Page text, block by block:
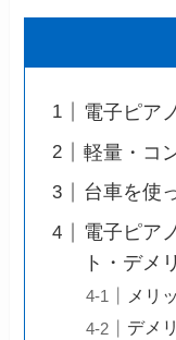
電子ピア
軽量・コ
台車を使
電子ピア
ト・デメ
メリ
デメ